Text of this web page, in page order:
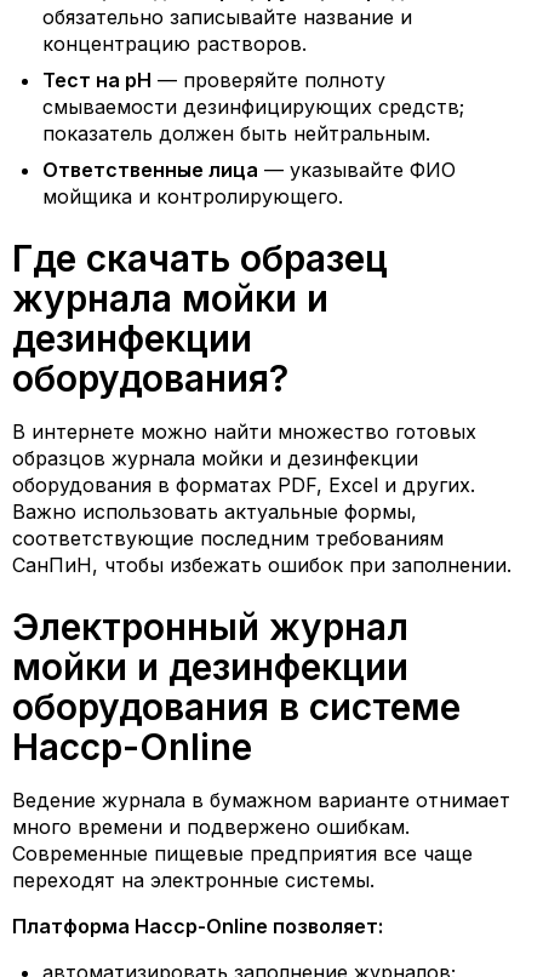
обязательно записывайте название и
концентрацию растворов.
Тест на pH — проверяйте полноту
смываемости дезинфицирующих средств;
показатель должен быть нейтральным.
Ответственные лица — указывайте ФИО
мойщика и контролирующего.
Где скачать образец
журнала мойки и
дезинфекции
оборудования?
В интернете можно найти множество готовых
образцов журнала мойки и дезинфекции
оборудования в форматах PDF, Excel и других.
Важно использовать актуальные формы,
соответствующие последним требованиям
СанПиН, чтобы избежать ошибок при заполнении.
Электронный журнал
мойки и дезинфекции
оборудования в системе
Haccp-Online
Ведение журнала в бумажном варианте отнимает
много времени и подвержено ошибкам.
Современные пищевые предприятия все чаще
переходят на электронные системы.
Платформа Haccp-Online позволяет: